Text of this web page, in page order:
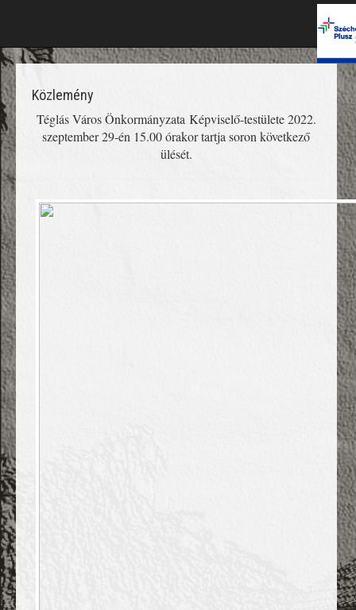
Közlemény
Téglás Város Önkormányzata Képviselő-testülete 2022.
szeptember 29-én 15.00 órakor tartja soron következő
ülését.